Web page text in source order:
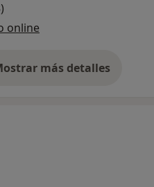
online
más detalles
sobre la experiencia